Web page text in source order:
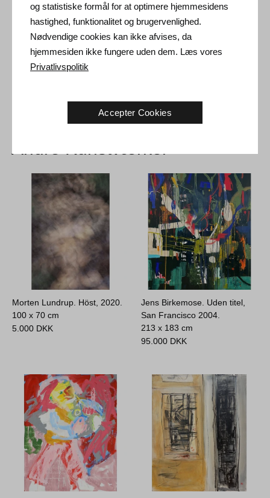
Forsendelse: Salgsprisen er inklusiv levering. Læs
handelsbetingelser
Håndtering: Sendes sikkert og forsikret. Mere information
Morten Lundrup. Höst, 2020.
100 x 70 cm
5.000 DKK
Jens Birkemose. Uden titel,
San Francisco 2004.
213 x 183 cm
95.000 DKK
og statistiske formål for at optimere hjemmesidens
hastighed, funktionalitet og brugervenlighed.
Nødvendige cookies kan ikke afvises, da
hjemmesiden ikke fungere uden dem. Læs vores
Privatlivspolitik
Accepter Cookies